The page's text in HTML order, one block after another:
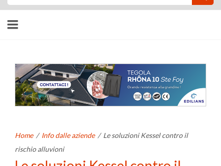
Home / Info dalle aziende / Le soluzioni Kessel contro il
rischio alluvioni